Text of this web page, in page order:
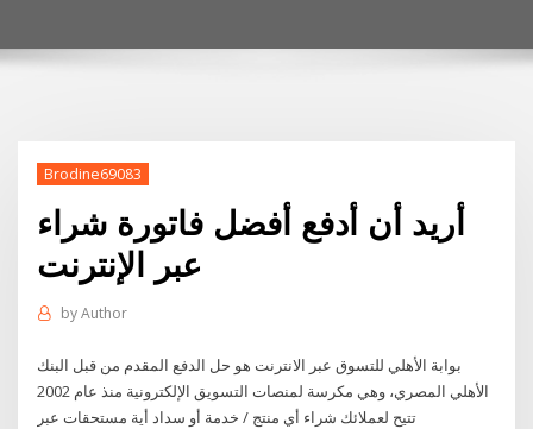
Brodine69083
أريد أن أدفع أفضل فاتورة شراء
عبر الإنترنت
byAuthor
بوابة الأهلي للتسوق عبر الانترنت هو حل الدفع المقدم من قبل البنك
الأهلي المصري، وهي مكرسة لمنصات التسويق الإلكترونية منذ عام 2002
تتيح لعملائك شراء أي منتج / خدمة أو سداد أية مستحقات عبر